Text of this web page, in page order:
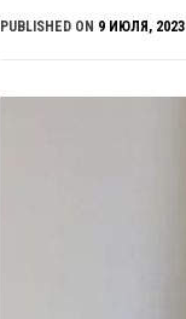
PUBLISHED ON 9 ИЮЛЯ, 2023